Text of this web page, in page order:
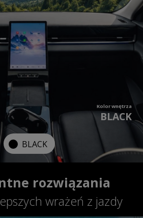
Kolor wnętrza
BLACK
BLACK
rozwiązania
wrażeń z jazdy